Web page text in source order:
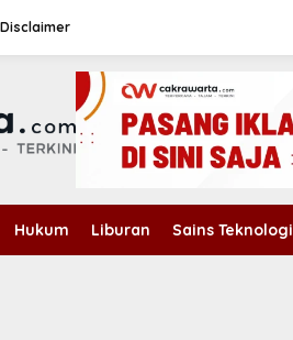
Disclaimer
Hukum Liburan Sains Teknologi